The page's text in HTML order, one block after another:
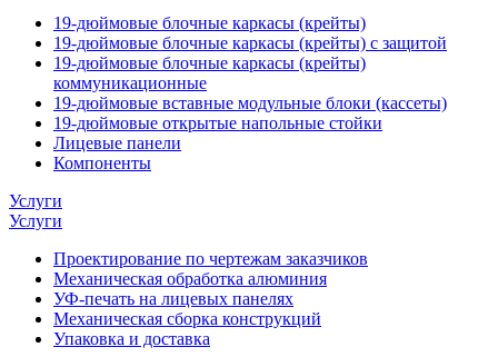
19-дюймовые блочные каркасы (крейты)
19-дюймовые блочные каркасы (крейты) с защитой
19-дюймовые блочные каркасы (крейты)
коммуникационные
19-дюймовые вставные модульные блоки (кассеты)
19-дюймовые открытые напольные стойки
Лицевые панели
Компоненты
Услуги
Услуги
Проектирование по чертежам заказчиков
Механическая обработка алюминия
УФ-печать на лицевых панелях
Механическая сборка конструкций
Упаковка и доставка